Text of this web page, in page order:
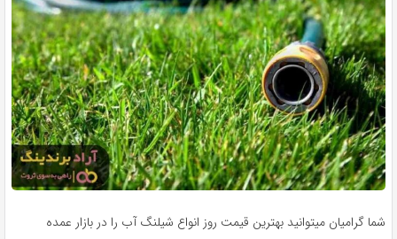
شما گرامیان میتوانید بهترین قیمت روز انواع شیلنگ آب را در بازار عمده